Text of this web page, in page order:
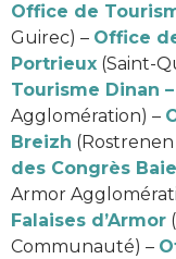
Office de
Guirec) – Office
Portrieux (Saint-
Tourisme Dinan –
Agglomération) –
Breizh (Rostrenen
des Congrès
Armor
Falaises d’Armor
Communauté) –